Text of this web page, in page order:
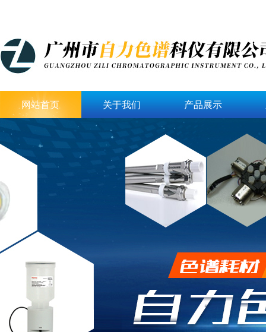
网站首页 关于我们 产品展示